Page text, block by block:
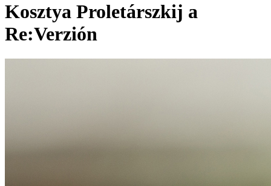
Kosztya Proletárszkij a
Re:Verzión